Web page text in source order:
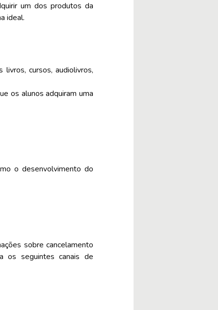
um dos produtos da
ideal.
cursos, audiolivros,
os alunos adquiram uma
o desenvolvimento do
sobre cancelamento
os seguintes canais de